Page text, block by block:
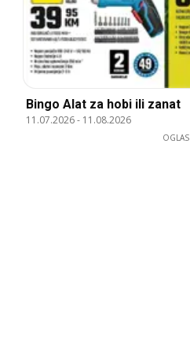
Bingo Alat za hobi ili zanat
11.07.2026- 11.08.2026
OGLAS